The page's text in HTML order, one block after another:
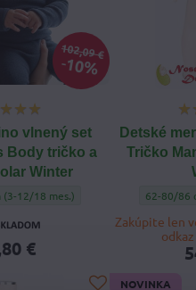
Aqua blue - Veľkosť oblečenia:
102,09 €
10%
vlnený set
Body tričko a
Winter
vlnený set Manymonths Body tričko
12/18 mes.)
€
Detské
Tričko
Detské
62-80/86
Zakúpite len
NOVINKA